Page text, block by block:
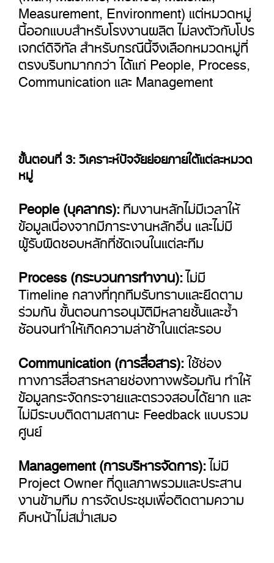
Measurement, Environment) แต่หมวดหมู่
นี้ออกแบบสำหรับโรงงานผลิต ไม่ลงตัวกับโปร
เจกต์ดิจิทัล สำหรับกรณีนี้จึงเลือกหมวดหมู่ที่
ตรงบริบทมากกว่า ได้แก่ People, Process,
Communication และ Management
ขั้นตอนที่ 3: วิเคราะห์ปัจจัยย่อยภายใต้แต่ละหมวด
หมู่
People (บุคลากร):ทีมงานหลักไม่มีเวลาให้
ข้อมูลเนื่องจากมีภาระงานหลักอื่น และไม่มี
ผู้รับผิดชอบหลักที่ชัดเจนในแต่ละทีม
Process (กระบวนการทำงาน):ไม่มี
Timeline กลางที่ทุกทีมรับทราบและยึดตาม
ร่วมกัน ขั้นตอนการอนุมัติมีหลายชั้นและซ้ำ
ซ้อนจนทำให้เกิดความล่าช้าในแต่ละรอบ
Communication (การสื่อสาร):ใช้ช่อง
ทางการสื่อสารหลายช่องทางพร้อมกัน ทำให้
ข้อมูลกระจัดกระจายและตรวจสอบได้ยาก และ
ไม่มีระบบติดตามสถานะ Feedback แบบรวม
ศูนย์
Management (การบริหารจัดการ):ไม่มี
Project Owner ที่ดูแลภาพรวมและประสาน
งานข้ามทีม การจัดประชุมเพื่อติดตามความ
คืบหน้าไม่สม่ำเสมอ